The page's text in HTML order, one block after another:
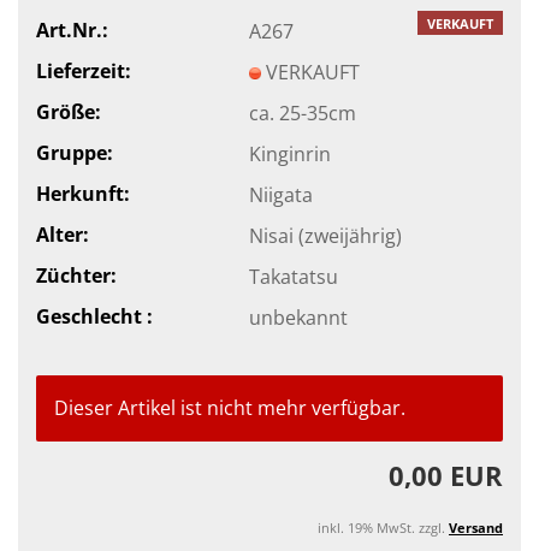
VERKAUFT
Art.Nr.:
A267
Lieferzeit:
VERKAUFT
Größe:
ca. 25-35cm
Gruppe:
Kinginrin
Herkunft:
Niigata
Alter:
Nisai (zweijährig)
Züchter:
Takatatsu
Geschlecht :
unbekannt
Dieser Artikel ist nicht mehr verfügbar.
0,00 EUR
inkl. 19% MwSt. zzgl. Versand